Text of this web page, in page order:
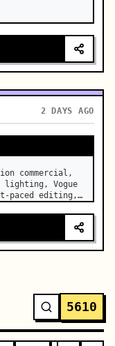
2 DAYS AGO
commercial,
lighting, Vogue
paced editing,
5610